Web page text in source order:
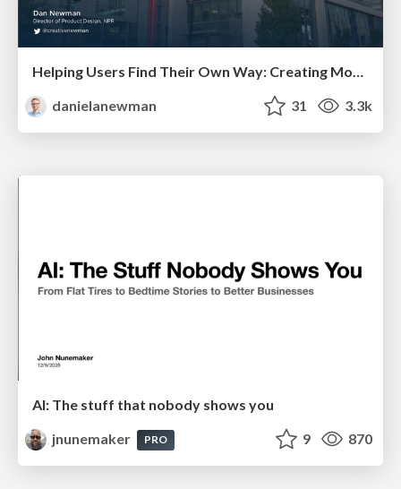
Helping Users Find Their Own Way: Creating Modern Search Experiences
danielanewman
31 3.3k
AI: The stuff that nobody shows you
jnunemaker
PRO 9 870